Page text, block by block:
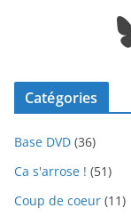
Catégories
Base DVD (36)
Ca s'arrose ! (51)
Coup de coeur (11)